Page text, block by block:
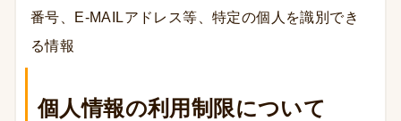
番号、E-MAILアドレス等、特定の個人を識別でき
る情報
個人情報の利用制限について